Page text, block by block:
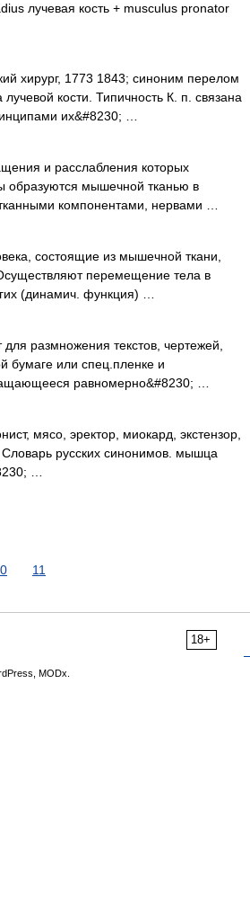
лучевая кость + musculus pronator
хирург, 1773 1843; синоним перелом
кости. Типичность К. п. связана
их&#8230; …
и расслабления которых
образуются мышечной тканью в
компонентами, нервами …
состоящие из мышечной ткани,
перемещение тела в
(динамич. функция) …
размножения текстов, чертежей,
бумаге или спец.пленке и
равномерно&#8230; …
мясо, эректор, миокард, экстензор,
Словарь русских синонимов. мышца
…
11
18+
MODx.